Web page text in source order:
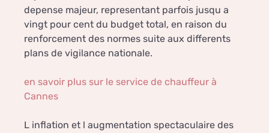
depense majeur, representant parfois jusqu a
vingt pour cent du budget total, en raison du
renforcement des normes suite aux differents
plans de vigilance nationale.
en savoir plus sur le service de chauffeur à
Cannes
L inflation et l augmentation spectaculaire des